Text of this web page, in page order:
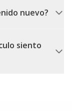
nuevo?
siento